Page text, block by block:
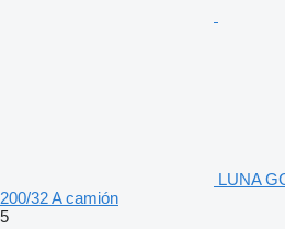
LUNA
200/32 A camión
5